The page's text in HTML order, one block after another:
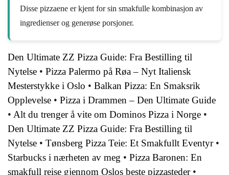
Disse pizzaene er kjent for sin smakfulle kombinasjon av
ingredienser og generøse porsjoner.
Den Ultimate ZZ Pizza Guide: Fra Bestilling til
Nytelse • Pizza Palermo på Røa – Nyt Italiensk
Mesterstykke i Oslo • Balkan Pizza: En Smaksrik
Opplevelse • Pizza i Drammen – Den Ultimate Guide
• Alt du trenger å vite om Dominos Pizza i Norge •
Den Ultimate ZZ Pizza Guide: Fra Bestilling til
Nytelse • Tønsberg Pizza Teie: Et Smakfullt Eventyr•
Starbucks i nærheten av meg • Pizza Baronen: En
smakfull reise gjennom Oslos beste pizzasteder•